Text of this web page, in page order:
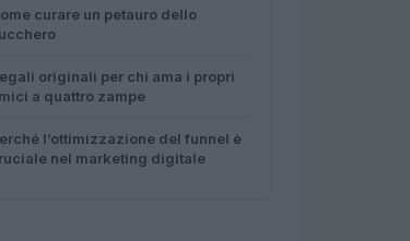
curare un petauro dello
originali per chi ama i propri
a quattro zampe
l’ottimizzazione del funnel è
nel marketing digitale